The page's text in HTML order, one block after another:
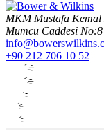
MKM Mustafa
Mumcu Caddesi
+90 212 706 10 52